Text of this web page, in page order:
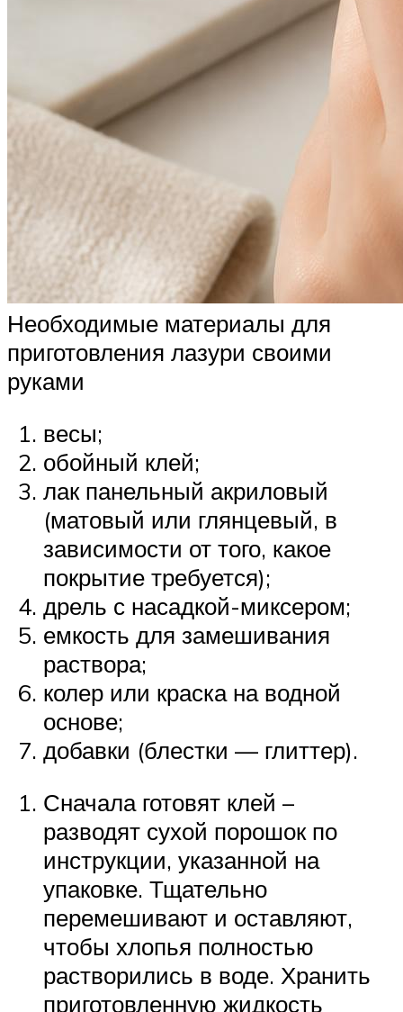
Необходимые материалы для
приготовления лазури своими
руками
весы;
обойный клей;
лак панельный акриловый
(матовый или глянцевый, в
зависимости от того, какое
покрытие требуется);
дрель с насадкой-миксером;
емкость для замешивания
раствора;
колер или краска на водной
основе;
добавки (блестки — глиттер).
Сначала готовят клей –
разводят сухой порошок по
инструкции, указанной на
упаковке. Тщательно
перемешивают и оставляют,
чтобы хлопья полностью
растворились в воде. Хранить
приготовленную жидкость